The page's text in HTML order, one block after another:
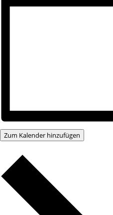
Zum Kalender hinzufügen